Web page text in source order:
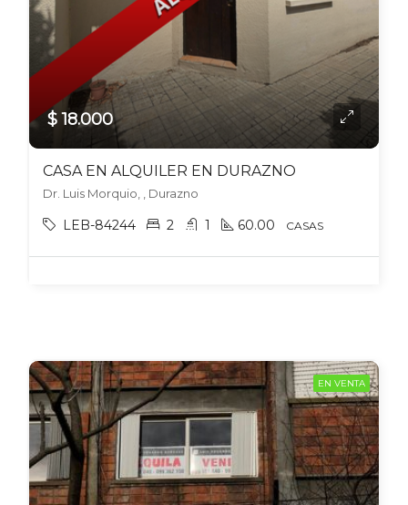
$ 18.000
CASA EN ALQUILER EN DURAZNO
Dr. Luis Morquio, , Durazno
LEB-84244 2 1 60.00 CASAS
EN VENTA